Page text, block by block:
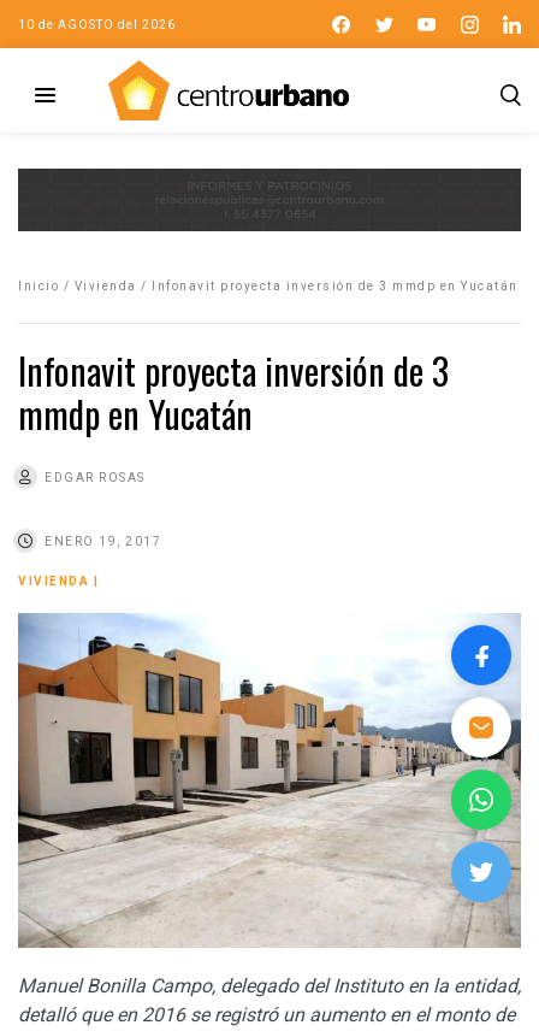
10 de AGOSTO del 2026
Inicio / Vivienda / Infonavit proyecta inversión de 3 mmdp en Yucatán
Infonavit proyecta inversión de 3
mmdp en Yucatán
EDGAR ROSAS
ENERO 19, 2017
VIVIENDA
Manuel Bonilla Campo, delegado del Instituto en la entidad,
detalló que en 2016 se registró un aumento en el monto de